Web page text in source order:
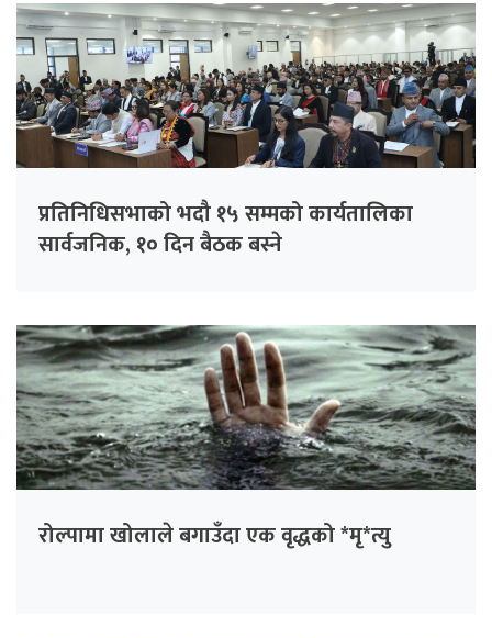
प्रतिनिधिसभाको भदौ १५ सम्मको कार्यतालिका
सार्वजनिक, १० दिन बैठक बस्ने
रोल्पामा खोलाले बगाउँदा एक वृद्धको *मृ*त्यु